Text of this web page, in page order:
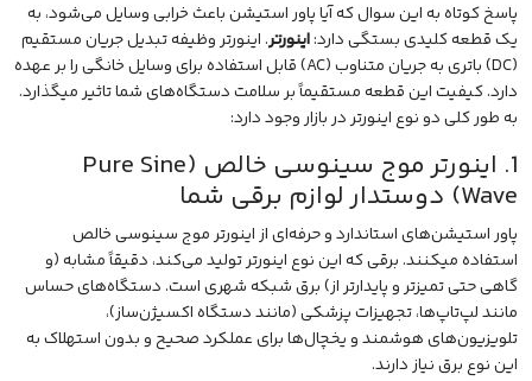
پاسخ کوتاه به این سوال که آیا پاور استیشن باعث خرابی وسایل می‌شود، به
یک قطعه کلیدی بستگی دارد:اینورتر. اینورتر وظیفه تبدیل جریان مستقیم
(DC) باتری به جریان متناوب (AC) قابل استفاده برای وسایل خانگی را بر عهده
دارد. کیفیت این قطعه مستقیماً بر سلامت دستگاه‌های شما تاثیر میگذارد.
به طور کلی دو نوع اینورتر در بازار وجود دارد:
1. اینورتر موج سینوسی خالص (Pure Sine
Wave) دوستدار لوازم برقی شما
پاور استیشن‌های استاندارد و حرفه‌ای از اینورتر موج سینوسی خالص
استفاده میکنند. برقی که این نوع اینورتر تولید می‌کند، دقیقاً مشابه (و
گاهی حتی تمیزتر و پایدارتر از) برق شبکه شهری است. دستگاه‌های حساس
مانند لپ‌تاپ‌ها، تجهیزات پزشکی (مانند دستگاه اکسیژن‌ساز)،
تلویزیون‌های هوشمند و یخچال‌ها برای عملکرد صحیح و بدون استهلاک به
این نوع برق نیاز دارند.